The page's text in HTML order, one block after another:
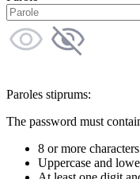
Paroles stiprums:
The password must
8 or more characters
Uppercase and